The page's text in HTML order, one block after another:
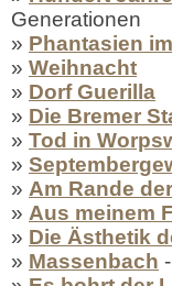
Generationen
» Phantasien
» Weihnacht
» Dorf Guerilla
» Die Bremer
» Tod in
»
» Am Rande
» Aus meinem
» Die Ästhetik
» Massenbach